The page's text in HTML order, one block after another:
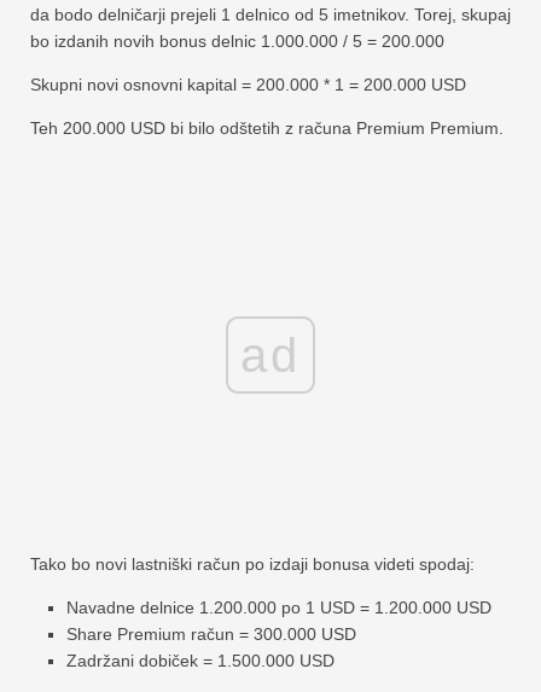
da bodo delničarji prejeli 1 delnico od 5 imetnikov. Torej, skupaj
bo izdanih novih bonus delnic 1.000.000 / 5 = 200.000
Skupni novi osnovni kapital = 200.000 * 1 = 200.000 USD
Teh 200.000 USD bi bilo odštetih z računa Premium Premium.
ad
Tako bo novi lastniški račun po izdaji bonusa videti spodaj:
Navadne delnice 1.200.000 po 1 USD = 1.200.000 USD
Share Premium račun = 300.000 USD
Zadržani dobiček = 1.500.000 USD